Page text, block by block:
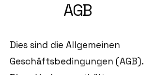
AGB
Dies sind die Allgemeinen
Geschäftsbedingungen (AGB).